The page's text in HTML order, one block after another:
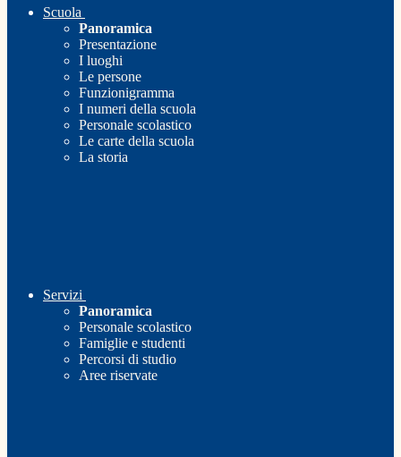
Scuola
Panoramica
Presentazione
I luoghi
Le persone
Funzionigramma
I numeri della scuola
Personale scolastico
Le carte della scuola
La storia
Servizi
Panoramica
Personale scolastico
Famiglie e studenti
Percorsi di studio
Aree riservate